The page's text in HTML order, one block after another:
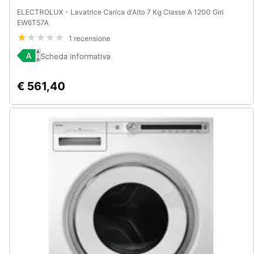
ELECTROLUX - Lavatrice Carica d'Alto 7 Kg Classe A 1200 Giri
EW6T57A
1 recensione
Scheda informativa
€ 561,40